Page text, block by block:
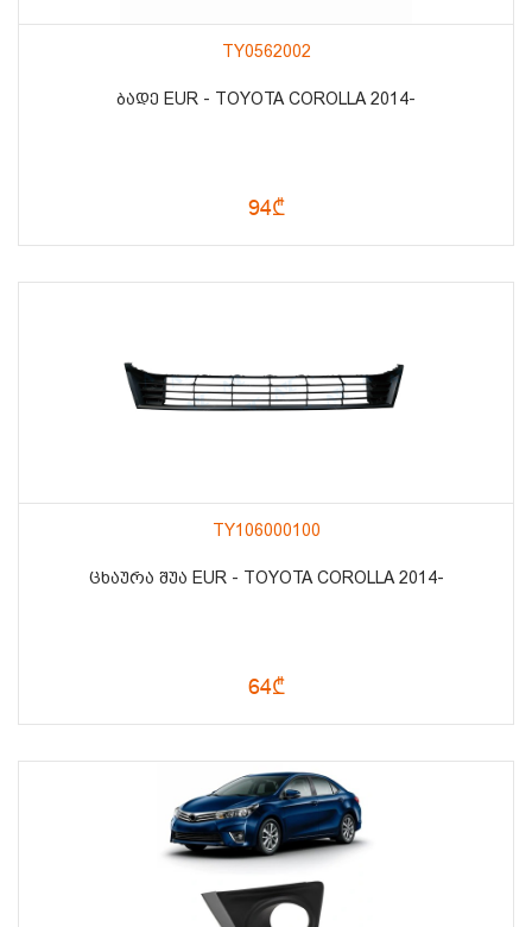
TY0562002
ᲑᲐᲓᲔ EUR - TOYOTA COROLLA 2014-
94₾
TY106000100
ᲪᲮᲐᲣᲠᲐ ᲨᲣᲐ EUR - TOYOTA COROLLA 2014-
64₾